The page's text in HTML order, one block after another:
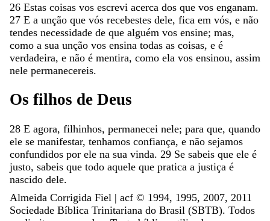
26 Estas coisas vos escrevi acerca dos que vos enganam.
27 E a unção que vós recebestes dele, fica em vós, e não
tendes necessidade de que alguém vos ensine; mas,
como a sua unção vos ensina todas as coisas, e é
verdadeira, e não é mentira, como ela vos ensinou, assim
nele permanecereis.
Os filhos de Deus
28 E agora, filhinhos, permanecei nele; para que, quando
ele se manifestar, tenhamos confiança, e não sejamos
confundidos por ele na sua vinda. 29 Se sabeis que ele é
justo, sabeis que todo aquele que pratica a justiça é
nascido dele.
Almeida Corrigida Fiel | acf ©️ 1994, 1995, 2007, 2011
Sociedade Bíblica Trinitariana do Brasil (SBTB). Todos